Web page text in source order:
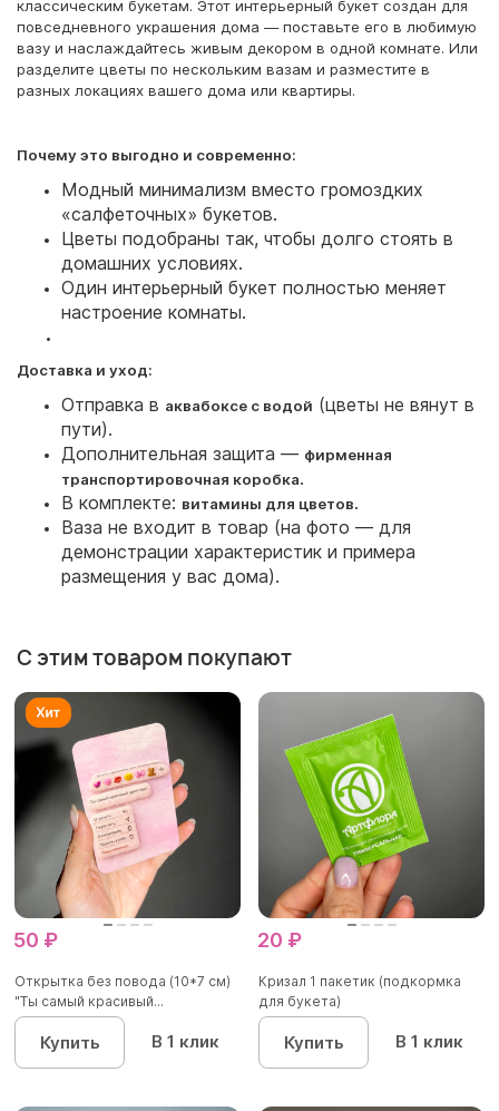
классическим букетам. Этот интерьерный букет создан для
повседневного украшения дома — поставьте его в любимую
вазу и наслаждайтесь живым декором в одной комнате. Или
разделите цветы по нескольким вазам и разместите в
разных локациях вашего дома или квартиры.
Почему это выгодно и современно:
Модный минимализм вместо громоздких
«салфеточных» букетов.
Цветы подобраны так, чтобы долго стоять в
домашних условиях.
Один интерьерный букет полностью меняет
настроение комнаты.
Доставка и уход:
Отправка в аквабоксе с водой (цветы не вянут в
пути).
Дополнительная защита — фирменная
транспортировочная коробка.
В комплекте: витамины для цветов.
Ваза не входит в товар (на фото — для
демонстрации характеристик и примера
размещения у вас дома).
С этим товаром покупают
50 ₽
Открытка без повода (10*7 см)
"Ты самый красивый...
Купить В 1 клик
20 ₽
Кризал 1 пакетик (подкормка
для букета)
Купить В 1 клик